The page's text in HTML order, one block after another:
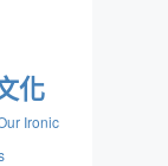
化
Ironic